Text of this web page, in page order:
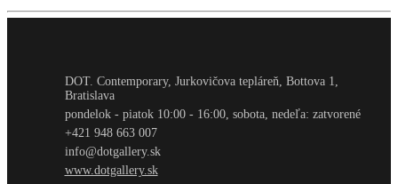
DOT. Contemporary, Jurkovičova tepláreň, Bottova 1,
Bratislava
pondelok - piatok 10:00 - 16:00, sobota, nedeľa: zatvorené
+421 948 663 007
info@dotgallery.sk
www.dotgallery.sk